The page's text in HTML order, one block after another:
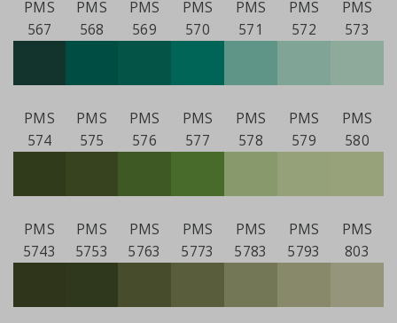
PMS
567
PMS
568
PMS
569
PMS
570
PMS
571
PMS
572
PMS
573
PMS
574
PMS
575
PMS
576
PMS
577
PMS
578
PMS
579
PMS
580
PMS
5743
PMS
5753
PMS
5763
PMS
5773
PMS
5783
PMS
5793
PMS
803